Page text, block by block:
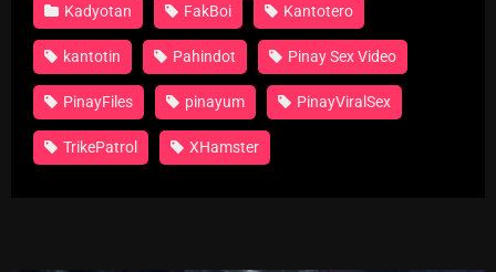
Kadyotan FakBoi Kantotero
kantotin Pahindot Pinay Sex Video
PinayFiles pinayum PinayViralSex
TrikePatrol XHamster